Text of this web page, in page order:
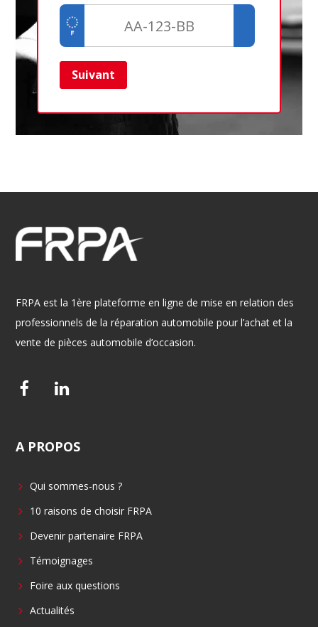
Suivant
FRPA est la 1ère plateforme en ligne de mise en relation des
professionnels de la réparation automobile pour l’achat et la
vente de pièces automobile d’occasion.
F
e
o
o
L
k
d
i
A PROPOS
Qui sommes-nous ?
10 raisons de choisir FRPA
Devenir partenaire FRPA
Témoignages
Foire aux questions
Actualités